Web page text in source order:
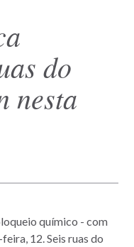
do
nesta
químico - com
12. Seis ruas do